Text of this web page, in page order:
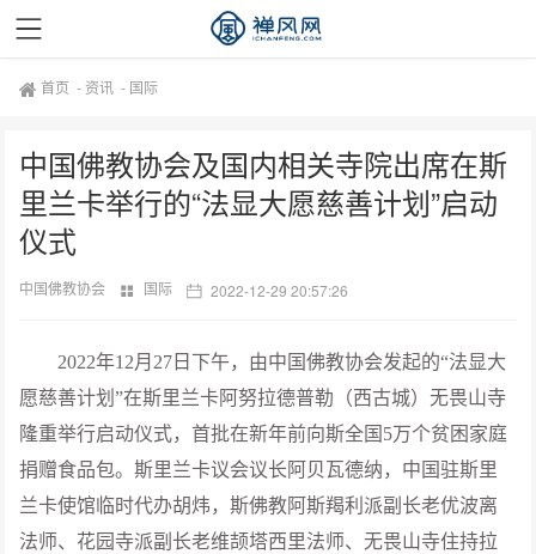
首页 - 资讯 - 国际
中国佛教协会及国内相关寺院出席在斯
里兰卡举行的“法显大愿慈善计划”启动
仪式
中国佛教协会 国际 2022-12-29 20:57:26
2022年12月27日下午，由中国佛教协会发起的“法显大
愿慈善计划”在斯里兰卡阿努拉德普勒（西古城）无畏山寺
隆重举行启动仪式，首批在新年前向斯全国5万个贫困家庭
捐赠食品包。斯里兰卡议会议长阿贝瓦德纳，中国驻斯里
兰卡使馆临时代办胡炜，斯佛教阿斯羯利派副长老优波离
法师、花园寺派副长老维颉塔西里法师、无畏山寺住持拉